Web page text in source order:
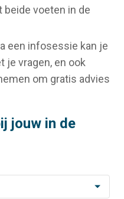
beide voeten in de
een infosessie kan je
je vragen, en ook
om gratis advies
jouw in de